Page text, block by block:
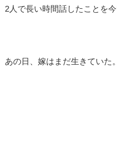
2人で長い時間話したことを
あの日、嫁はまだ生きていた。